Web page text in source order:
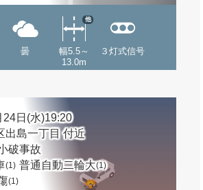
曇
幅5.5～
13.0m
他
３灯式信号
24日(水)19:20
出島一丁目 付近
破事故
(1) 普通自動二輪大(1)
(1)